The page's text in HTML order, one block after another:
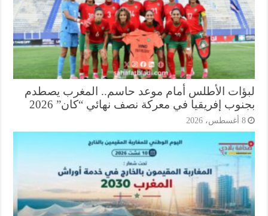
الأطلس أمام موعد حاسم.. المغرب يصطدم
إفريقيا في معركة نصف نهائي “كان” 2026